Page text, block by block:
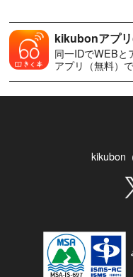
kikubonアプ
同一IDでWEBと
アプリ（無料）
kikubon